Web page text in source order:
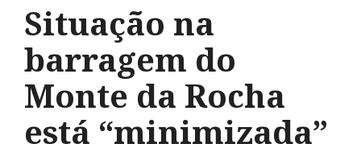
Situação na
barragem do
Monte da Rocha
está “minimizada”